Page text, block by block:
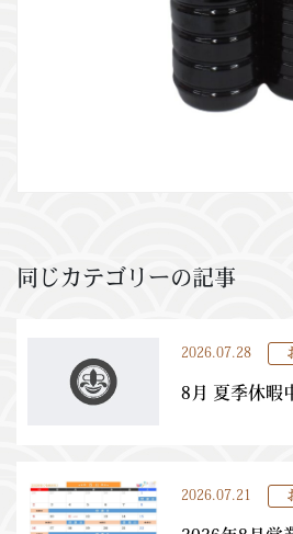
同じカテゴリーの記事
2026.07.28
8月 夏季休暇
2026.07.21